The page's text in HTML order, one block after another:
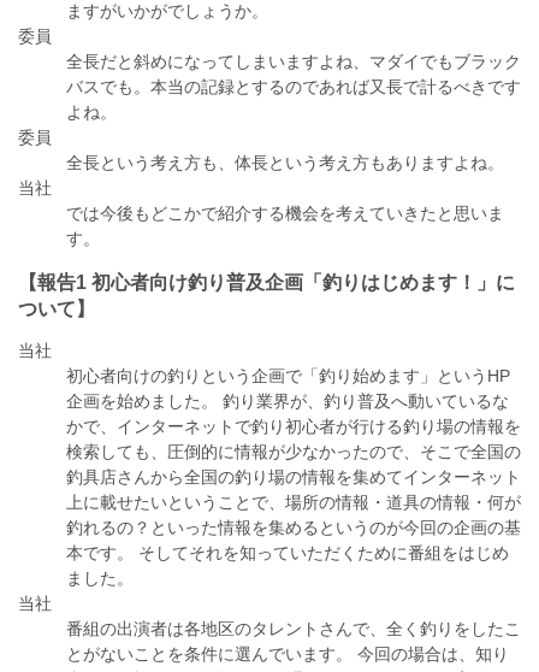
ますがいかがでしょうか。
委員
全長だと斜めになってしまいますよね、マダイでもブラック
バスでも。本当の記録とするのであれば又長で計るべきです
よね。
委員
全長という考え方も、体長という考え方もありますよね。
当社
では今後もどこかで紹介する機会を考えていきたと思いま
す。
【報告1 初心者向け釣り普及企画「釣りはじめます！」に
ついて】
当社
初心者向けの釣りという企画で「釣り始めます」というHP
企画を始めました。 釣り業界が、釣り普及へ動いているな
かで、インターネットで釣り初心者が行ける釣り場の情報を
検索しても、圧倒的に情報が少なかったので、そこで全国の
釣具店さんから全国の釣り場の情報を集めてインターネット
上に載せたいということで、場所の情報・道具の情報・何が
釣れるの？といった情報を集めるというのが今回の企画の基
本です。 そしてそれを知っていただくために番組をはじめ
ました。
当社
番組の出演者は各地区のタレントさんで、全く釣りをしたこ
とがないことを条件に選んでいます。 今回の場合は、知り